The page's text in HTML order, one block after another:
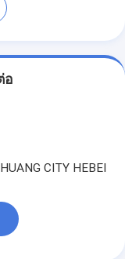
อ
CITY HEBEI